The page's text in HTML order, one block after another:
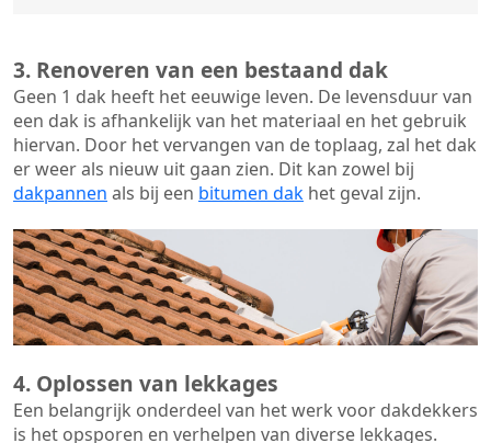
3. Renoveren van een bestaand dak
Geen 1 dak heeft het eeuwige leven. De levensduur van
een dak is afhankelijk van het materiaal en het gebruik
hiervan. Door het vervangen van de toplaag, zal het dak
er weer als nieuw uit gaan zien. Dit kan zowel bij
dakpannen als bij een bitumen dak het geval zijn.
4. Oplossen van lekkages
Een belangrijk onderdeel van het werk voor dakdekkers
is het opsporen en verhelpen van diverse lekkages.